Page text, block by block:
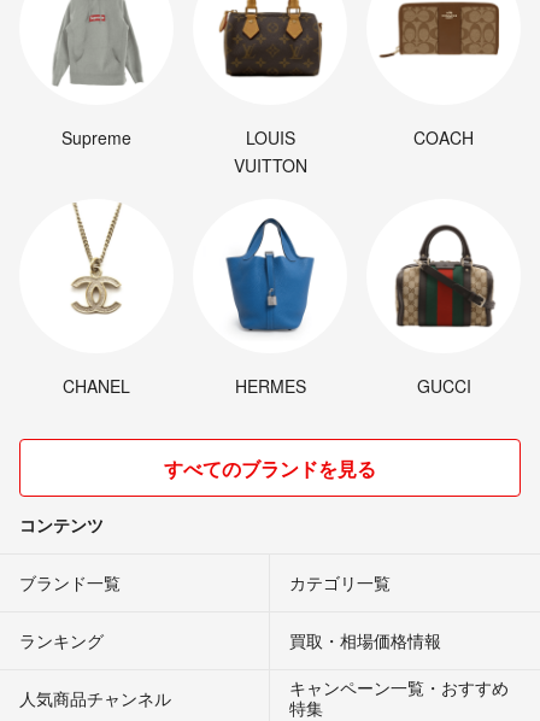
Supreme
LOUIS
VUITTON
COACH
CHANEL HERMES GUCCI
すべてのブランドを見る
コンテンツ
ブランド一覧 カテゴリ一覧
ランキング 買取・相場価格情報
人気商品チャンネル
キャンペーン一覧・おすすめ
特集